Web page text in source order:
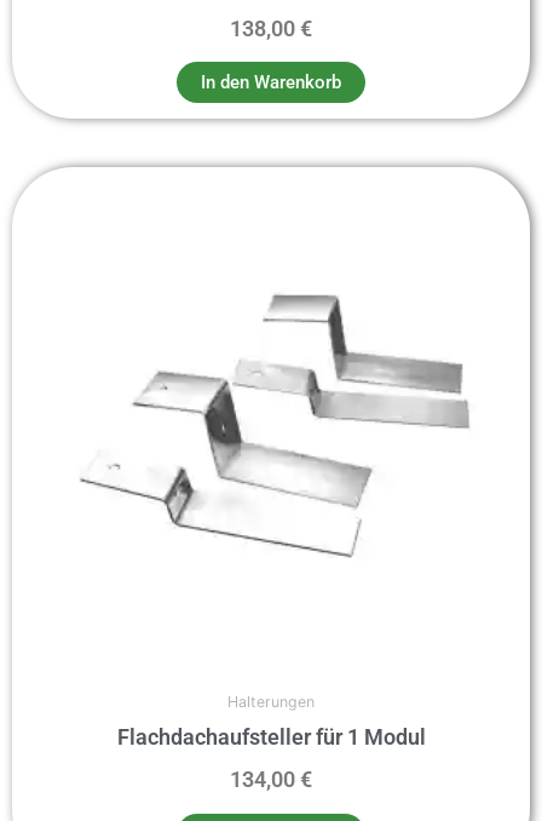
138,00€
In den Warenkorb
Halterungen
Flachdachaufsteller für 1 Modul
134,00€